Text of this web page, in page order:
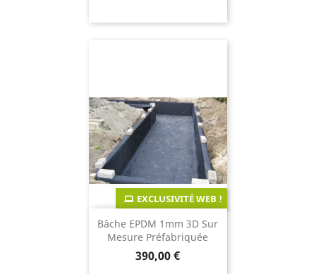
Bâche EPDM 1mm 3D Sur
Mesure Préfabriquée
Prix
390,00 €
EXCLUSIVITÉ WEB !